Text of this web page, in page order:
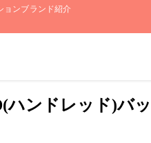
ョンブランド紹介
ハンドレッド)バ